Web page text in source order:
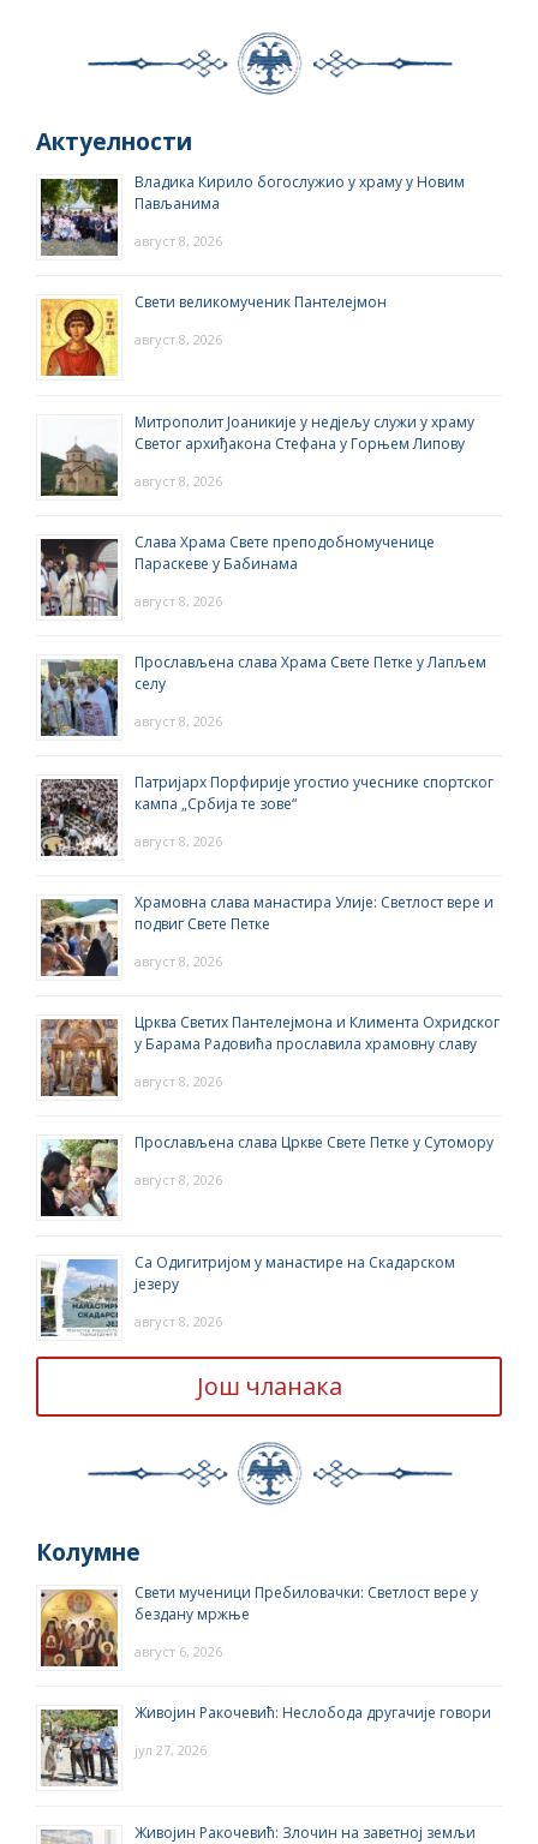
Актуелности
Владика Кирило богослужио у храму у Новим
Пављанима
август 8, 2026
Свети великомученик Пантелејмон
август 8, 2026
Митрополит Јоаникије у недјељу служи у храму
Светог архиђакона Стефана у Горњем Липову
август 8, 2026
Слава Храма Свете преподобномученице
Параскеве у Бабинама
август 8, 2026
Прослављена слава Храма Свете Петке у Лапљем
селу
август 8, 2026
Патријарх Порфирије угостио учеснике спортског
кампа „Србија те зове“
август 8, 2026
Храмовна слава манастира Улије: Светлост вере и
подвиг Свете Петке
август 8, 2026
Црква Светих Пантелејмона и Климента Охридског
у Барама Радовића прославила храмовну славу
август 8, 2026
Прослављена слава Цркве Свете Петке у Сутомору
август 8, 2026
Са Одигитријом у манастире на Скадарском
језеру
август 8, 2026
Још чланака
Колумне
Свети мученици Пребиловачки: Светлост вере у
бездану мржње
август 6, 2026
Живојин Ракочевић: Неслобода другачије говори
јул 27, 2026
Живојин Ракочевић: Злочин на заветној земљи